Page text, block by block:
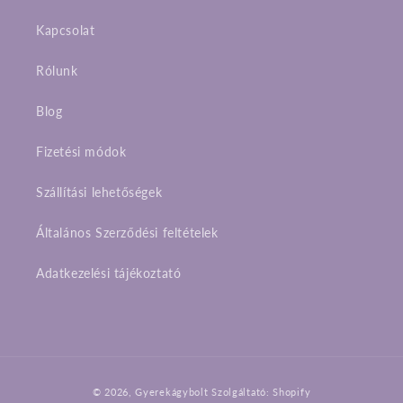
Kapcsolat
Rólunk
Blog
Fizetési módok
Szállítási lehetőségek
Általános Szerződési feltételek
Adatkezelési tájékoztató
© 2026,Gyerekágybolt Szolgáltató: Shopify